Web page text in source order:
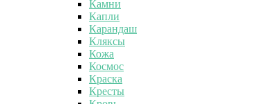
Камни
Капли
Карандаш
Кляксы
Кожа
Космос
Краска
Кресты